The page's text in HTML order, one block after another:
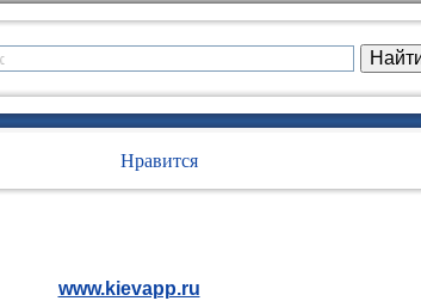
Нравится
www.kievapp.ru